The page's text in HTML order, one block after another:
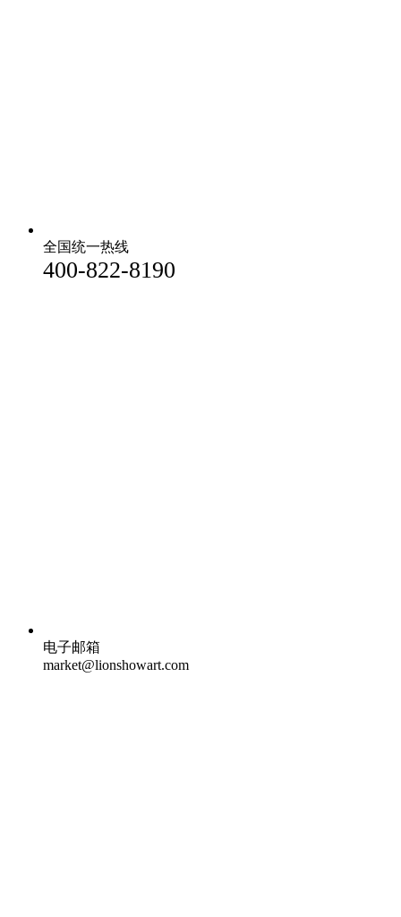
全国统一热线
400-822-8190
电子邮箱
market@lionshowart.com